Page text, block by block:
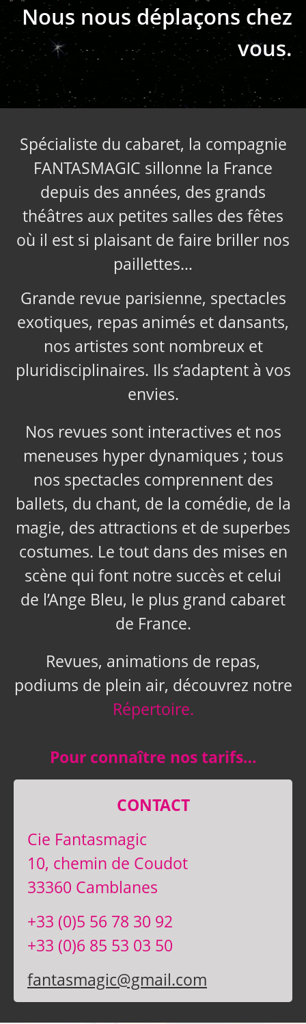
Nous nous déplaçons chez
vous.
Spécialiste du cabaret, la compagnie
FANTASMAGIC sillonne la France
depuis des années, des grands
théâtres aux petites salles des fêtes
où il est si plaisant de faire briller nos
paillettes…
Grande revue parisienne, spectacles
exotiques, repas animés et dansants,
nos artistes sont nombreux et
pluridisciplinaires. Ils s’adaptent à vos
envies.
Nos revues sont interactives et nos
meneuses hyper dynamiques ; tous
nos spectacles comprennent des
ballets, du chant, de la comédie, de la
magie, des attractions et de superbes
costumes. Le tout dans des mises en
scène qui font notre succès et celui
de l’Ange Bleu, le plus grand cabaret
de France.
Revues, animations de repas,
podiums de plein air, découvrez notre
Répertoire.
Pour connaître nos tarifs…
CONTACT
Cie Fantasmagic
10, chemin de Coudot
33360 Camblanes
+33 (0)5 56 78 30 92
+33 (0)6 85 53 03 50
fantasmagic@gmail.com